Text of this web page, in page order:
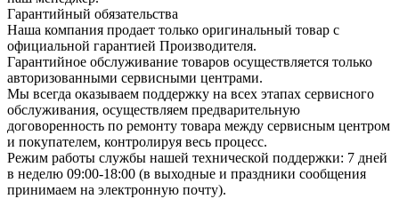
Гарантийный обязательства
Наша компания продает только оригинальный товар с
официальной гарантией Производителя.
Гарантийное обслуживание товаров осуществляется только
авторизованными сервисными центрами.
Мы всегда оказываем поддержку на всех этапах сервисного
обслуживания, осуществляем предварительную
договоренность по ремонту товара между сервисным центром
и покупателем, контролируя весь процесс.
Режим работы службы нашей технической поддержки: 7 дней
в неделю 09:00-18:00 (в выходные и праздники сообщения
принимаем на электронную почту).